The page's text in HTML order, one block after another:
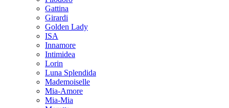
Gattina
Girardi
Golden Lady
ISA
Innamore
Intimidea
Lorin
Luna Splendida
Mademoiselle
Mia-Amore
Mia-Mia